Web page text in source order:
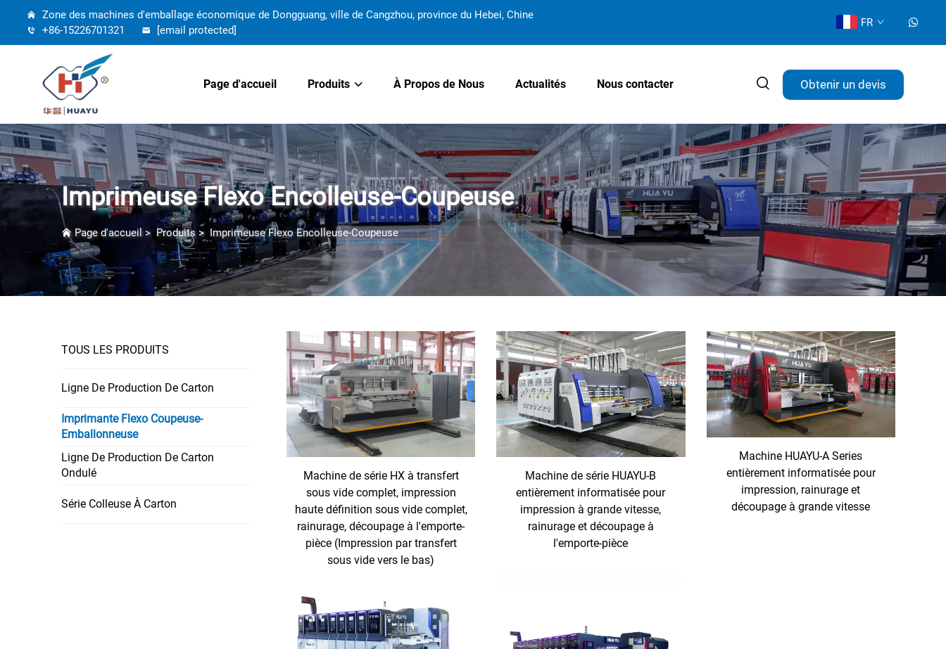
Zone des machines d'emballage économique de Dongguang, ville de Cangzhou, province du Hebei, Chine
+86-15226701321
[email protected]
FR
Page d'accueil Produits À Propos de Nous Actualités Nous contacter Obtenir un devis
Imprimeuse Flexo Encolleuse-Coupeuse
Page d'accueil > Produits> Imprimeuse Flexo Encolleuse-Coupeuse
TOUS LES PRODUITS
Ligne De Production De Carton
Imprimante Flexo Coupeuse-
Emballonneuse
Ligne De Production De Carton
Ondulé
Série Colleuse À Carton
Machine de série HX à transfert
sous vide complet, impression
haute définition sous vide complet,
rainurage, découpage à l'emporte-
pièce (Impression par transfert
sous vide vers le bas)
Machine de série HUAYU-B
entièrement informatisée pour
impression à grande vitesse,
rainurage et découpage à
l'emporte-pièce
Machine HUAYU-A Series
entièrement informatisée pour
impression, rainurage et
découpage à grande vitesse